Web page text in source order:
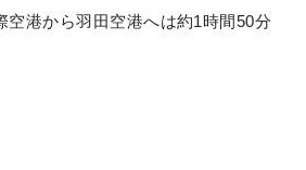
空港から羽田空港へは約1時間50分